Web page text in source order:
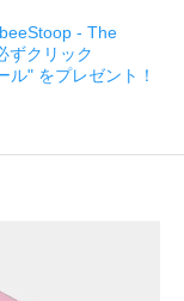
- The
ずクリック
ル" をプレゼント！